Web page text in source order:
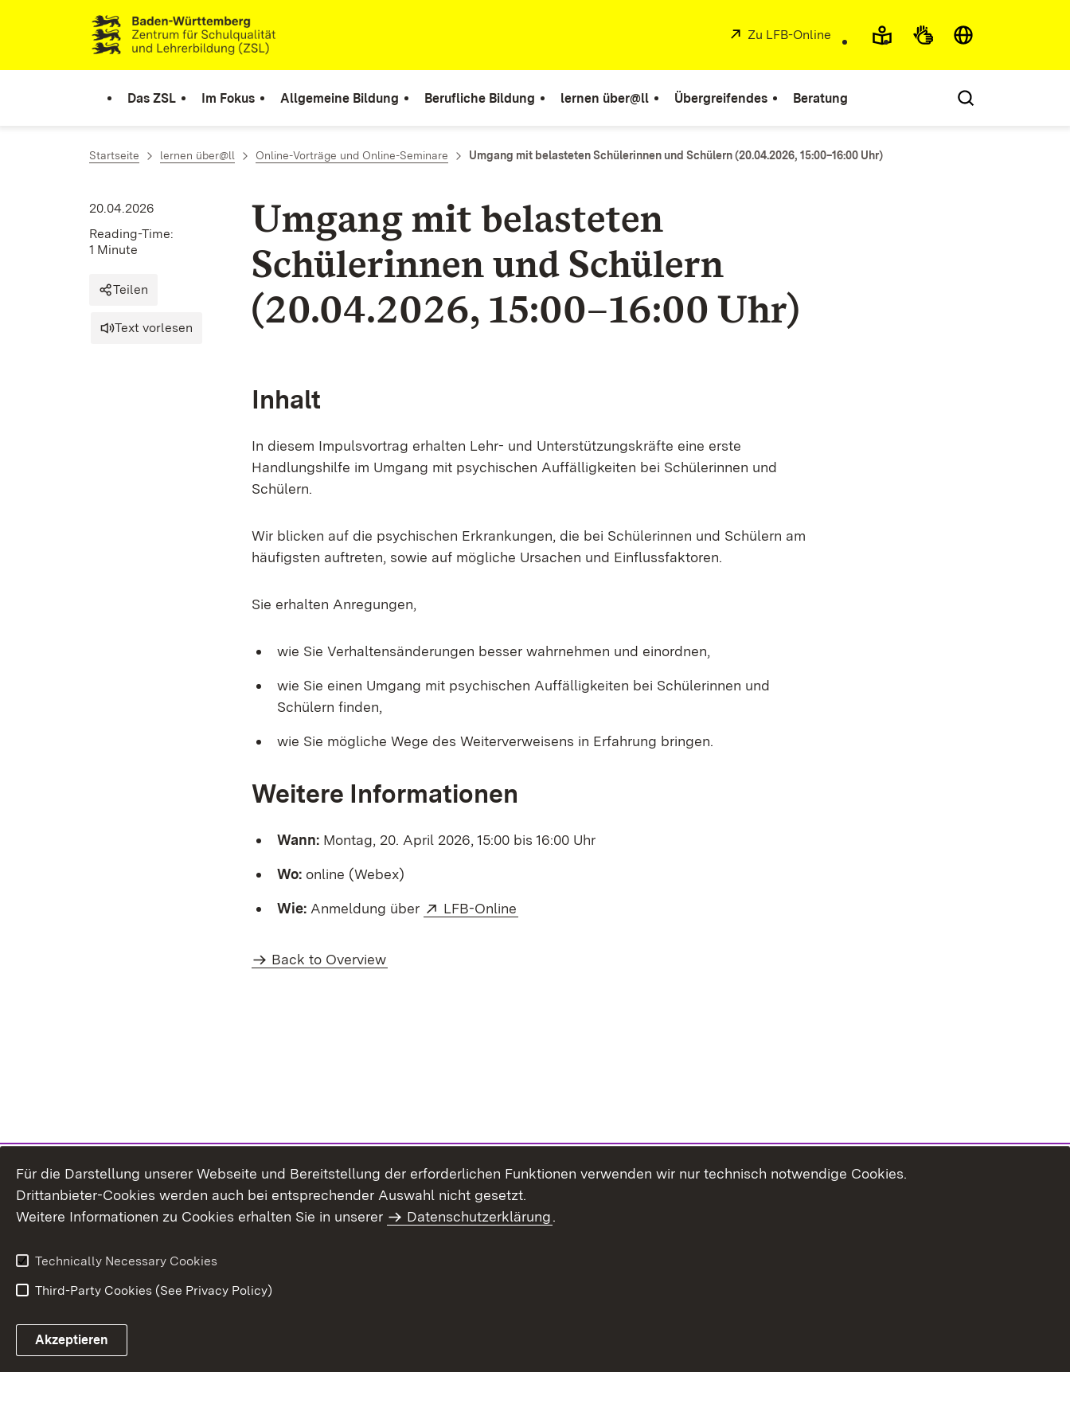
Skip to content
Link to homepage
External:
Zu LFB-Online (Opens in new window)
Das ZSL Im Fokus Allgemeine Bildung Berufliche Bildung lernen über@ll Übergreifendes Beratung
Startseite lernen über@ll Online-Vorträge und Online-Seminare Umgang mit belasteten Schülerinnen und Schülern (20.04.2026, 15:00–16:00 Uhr)
Umgang mit belasteten
Schülerinnen und Schülern
(20.04.2026, 15:00–16:00 Uhr)
20.04.2026
Reading-Time:
1 Minute
Teilen
Text vorlesen
Inhalt
In diesem Impulsvortrag erhalten Lehr- und Unterstützungskräfte eine erste
Handlungshilfe im Umgang mit psychischen Auffälligkeiten bei Schülerinnen und
Schülern.
Wir blicken auf die psychischen Erkrankungen, die bei Schülerinnen und Schülern am
häufigsten auftreten, sowie auf mögliche Ursachen und Einflussfaktoren.
Sie erhalten Anregungen,
wie Sie Verhaltensänderungen besser wahrnehmen und einordnen,
wie Sie einen Umgang mit psychischen Auffälligkeiten bei Schülerinnen und
Schülern finden,
wie Sie mögliche Wege des Weiterverweisens in Erfahrung bringen.
Weitere Informationen
Wann: Montag, 20. April 2026, 15:00 bis 16:00 Uhr
Wo: online (Webex)
Wie: Anmeldung über External:
LFB-Online
Back to Overview
Für die Darstellung unserer Webseite und Bereitstellung der erforderlichen Funktionen verwenden wir nur technisch notwendige Cookies.
Drittanbieter-Cookies werden auch bei entsprechender Auswahl nicht gesetzt.
Weitere Informationen zu Cookies erhalten Sie in unserer
Datenschutzerklärung.
Technically Necessary Cookies
Third-Party Cookies (See Privacy Policy)
Akzeptieren